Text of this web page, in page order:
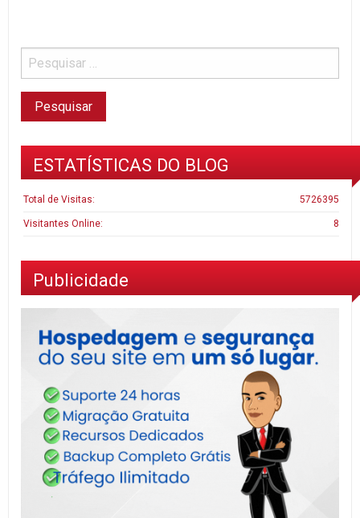
ESTATÍSTICAS DO BLOG
5726395
Total de Visitas:
8
Visitantes Online:
Publicidade